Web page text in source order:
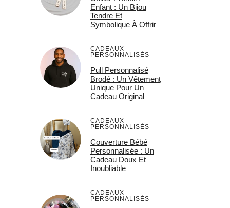
Enfant : Un Bijou
Tendre Et
Symbolique À Offrir
CADEAUX
PERSONNALISÉS
Pull Personnalisé
Brodé : Un Vêtement
Unique Pour Un
Cadeau Original
CADEAUX
PERSONNALISÉS
Couverture Bébé
Personnalisée : Un
Cadeau Doux Et
Inoubliable
CADEAUX
PERSONNALISÉS